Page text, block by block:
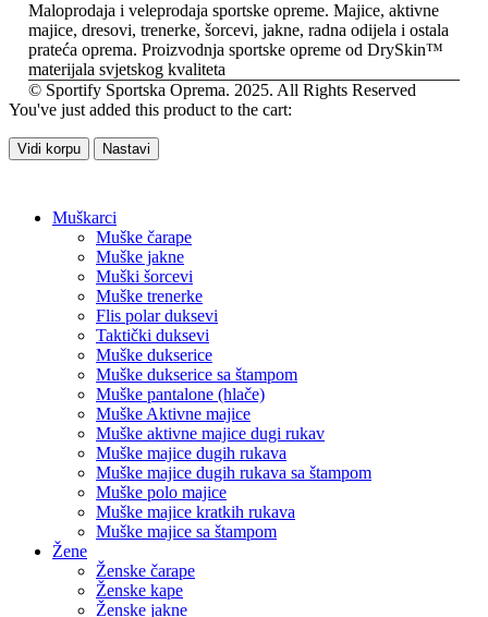
Maloprodaja i veleprodaja sportske opreme. Majice, aktivne
majice, dresovi, trenerke, šorcevi, jakne, radna odijela i ostala
prateća oprema. Proizvodnja sportske opreme od DrySkin™
materijala svjetskog kvaliteta
© Sportify Sportska Oprema. 2025. All Rights Reserved
You've just added this product to the cart:
Vidi korpu Nastavi
Muškarci
Muške čarape
Muške jakne
Muški šorcevi
Muške trenerke
Flis polar duksevi
Taktički duksevi
Muške dukserice
Muške dukserice sa štampom
Muške pantalone (hlače)
Muške Aktivne majice
Muške aktivne majice dugi rukav
Muške majice dugih rukava
Muške majice dugih rukava sa štampom
Muške polo majice
Muške majice kratkih rukava
Muške majice sa štampom
Žene
Ženske čarape
Ženske kape
Ženske jakne